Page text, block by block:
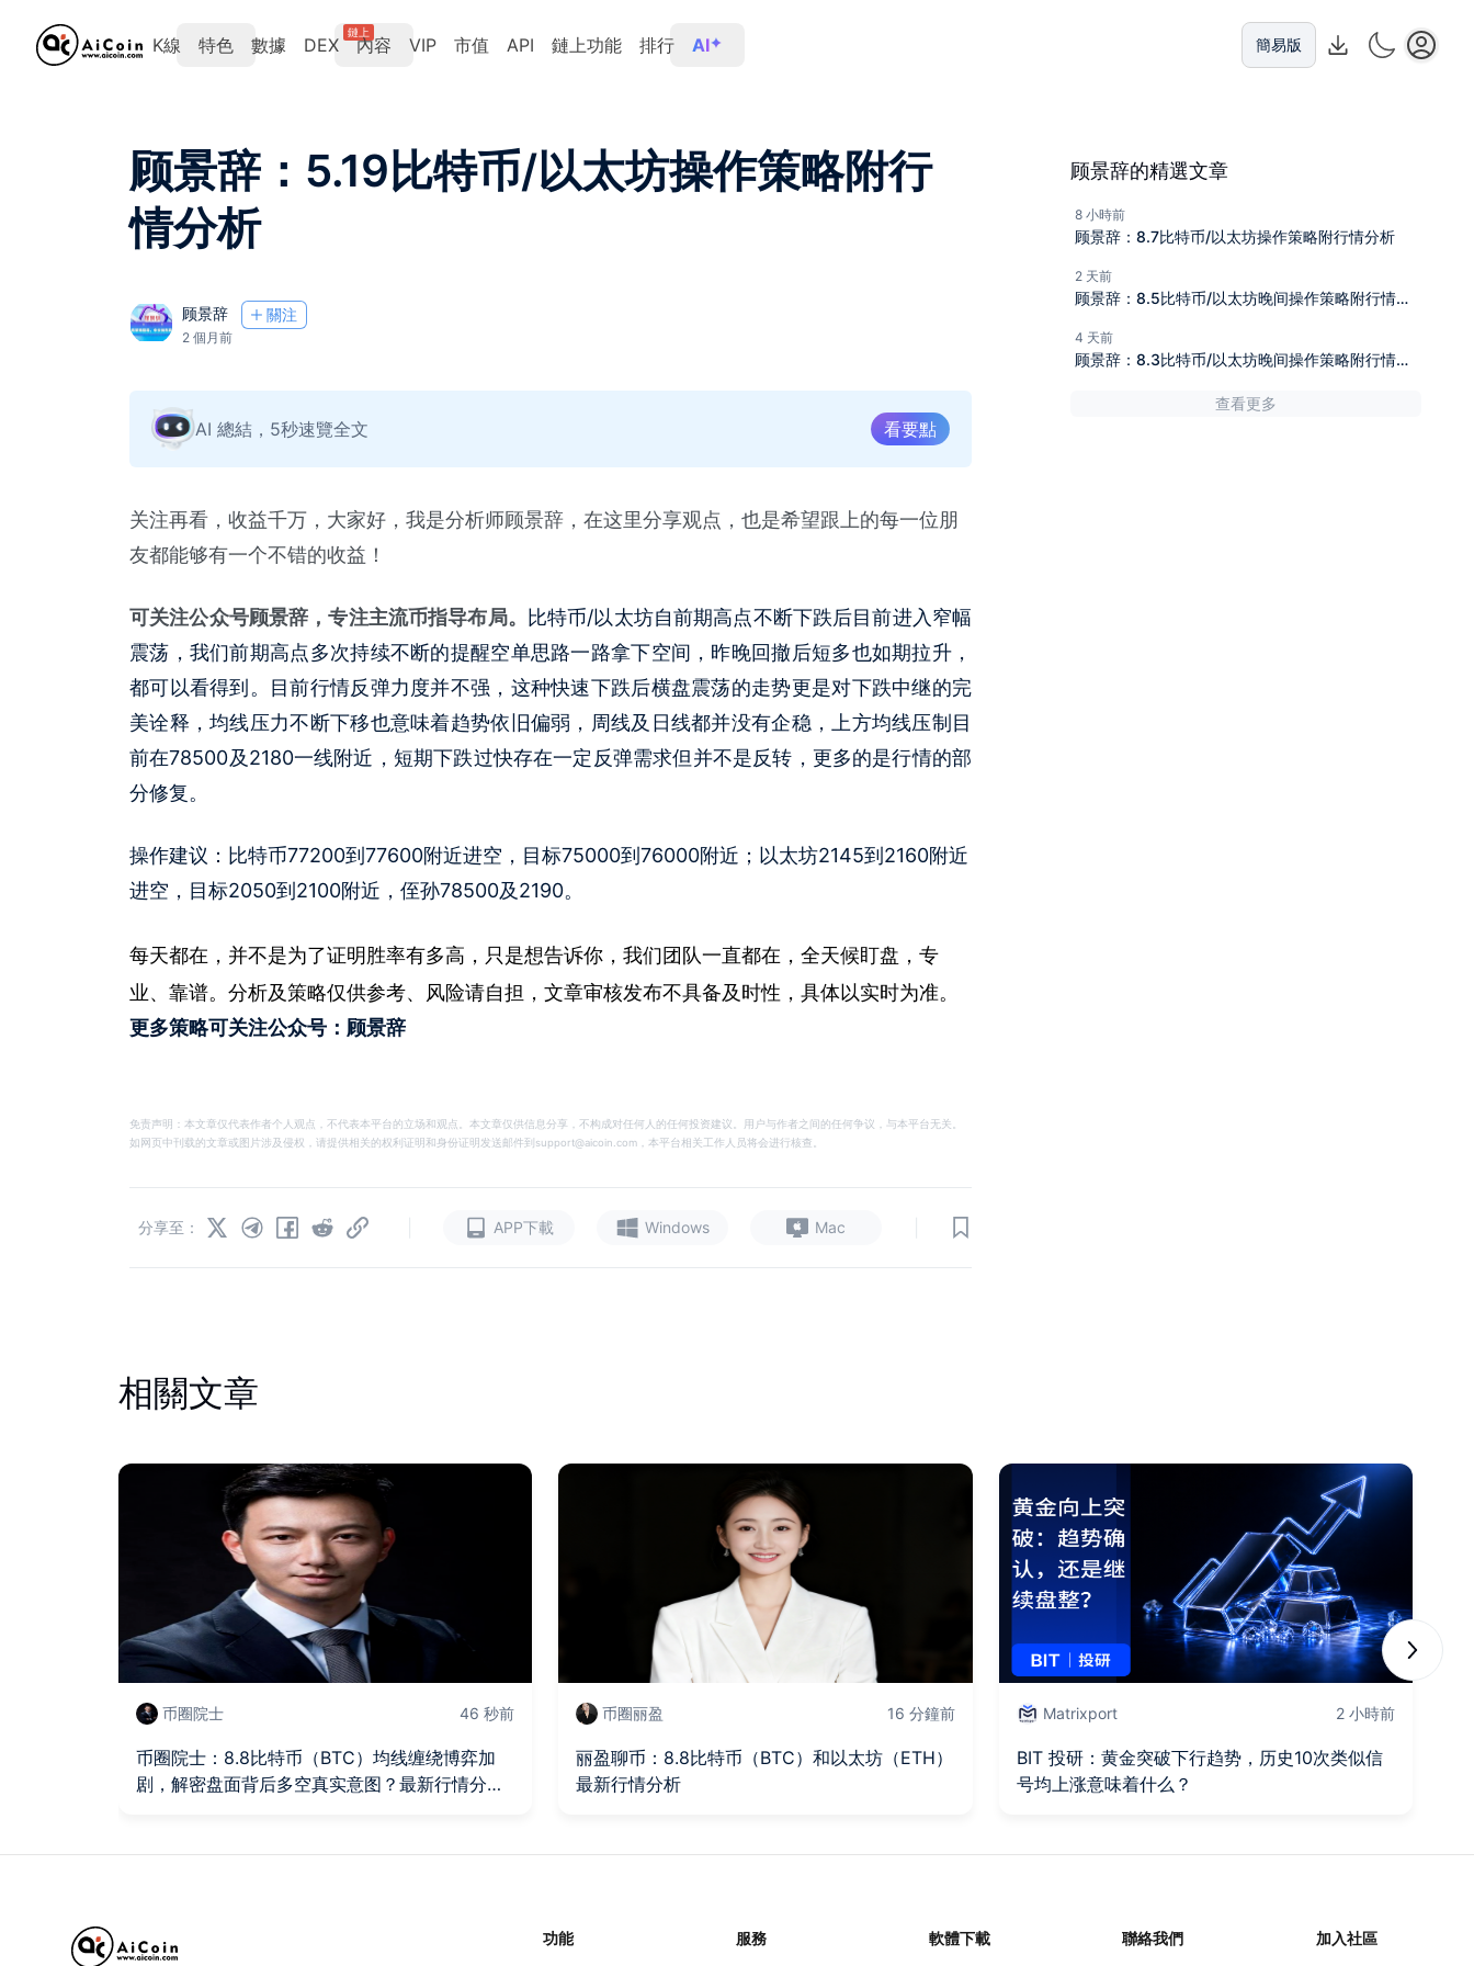
K線 特色 數據 DEX
鏈上
內容 VIP 市值 API 鏈上功能 排行 AI 簡易版
顾景辞：5.19比特币/以太坊操作策略附行
情分析
顾景辞 關注
2 個月前
AI 總結，5秒速覽全文 看要點
关注再看，收益千万，大家好，我是分析师顾景辞，在这里分享观点，也是希望跟上的每一位朋
友都能够有一个不错的收益！
可关注公众号顾景辞，专注主流币指导布局。
比特币/以太坊自前期高点不断下跌后目前进入窄幅
震荡，我们前期高点多次持续不断的提醒空单思路一路拿下空间，昨晚回撤后短多也如期拉升，
都可以看得到。目前行情反弹力度并不强，这种快速下跌后横盘震荡的走势更是对下跌中继的完
美诠释，均线压力不断下移也意味着趋势依旧偏弱，周线及日线都并没有企稳，上方均线压制目
前在78500及2180一线附近，短期下跌过快存在一定反弹需求但并不是反转，更多的是行情的部
分修复。
操作建议：比特币77200到77600附近进空，目标75000到76000附近；以太坊2145到2160附近
进空，目标2050到2100附近，侄孙78500及2190。
每天都在，并不是为了证明胜率有多高，只是想告诉你，我们团队一直都在，全天候盯盘，专
业、靠谱。分析及策略仅供参考、风险请自担，文章审核发布不具备及时性，具体以实时为准。
更多策略可关注公众号：顾景辞
免责声明：本文章仅代表作者个人观点，不代表本平台的立场和观点。本文章仅供信息分享，不构成对任何人的任何投资建议。用户与作者之间的任何争议，与本平台无关。
如网页中刊载的文章或图片涉及侵权，请提供相关的权利证明和身份证明发送邮件到support@aicoin.com，本平台相关工作人员将会进行核查。
APP下載 Windows Mac
分享至：
顾景辞的精選文章
8 小時前
顾景辞：8.7比特币/以太坊操作策略附行情分析
2 天前
顾景辞：8.5比特币/以太坊晚间操作策略附行情分
4 天前
顾景辞：8.3比特币/以太坊晚间操作策略附行情分
查看更多
相關文章
币圈院士 46 秒前
币圈院士：8.8比特币（BTC）均线缠绕博弈加
剧，解密盘面背后多空真实意图？最新行情分析
币圈丽盈 16 分鐘前
丽盈聊币：8.8比特币（BTC）和以太坊（ETH）
最新行情分析
Matrixport 2 小時前
BIT 投研：黄金突破下行趋势，历史10次类似信
号均上涨意味着什么？
Next
功能 服務 軟體下載 聯絡我們 加入社區